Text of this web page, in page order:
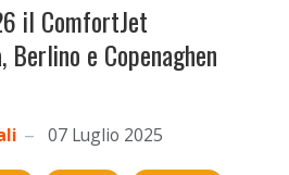
il ComfortJet
e Copenaghen
07 Luglio 2025